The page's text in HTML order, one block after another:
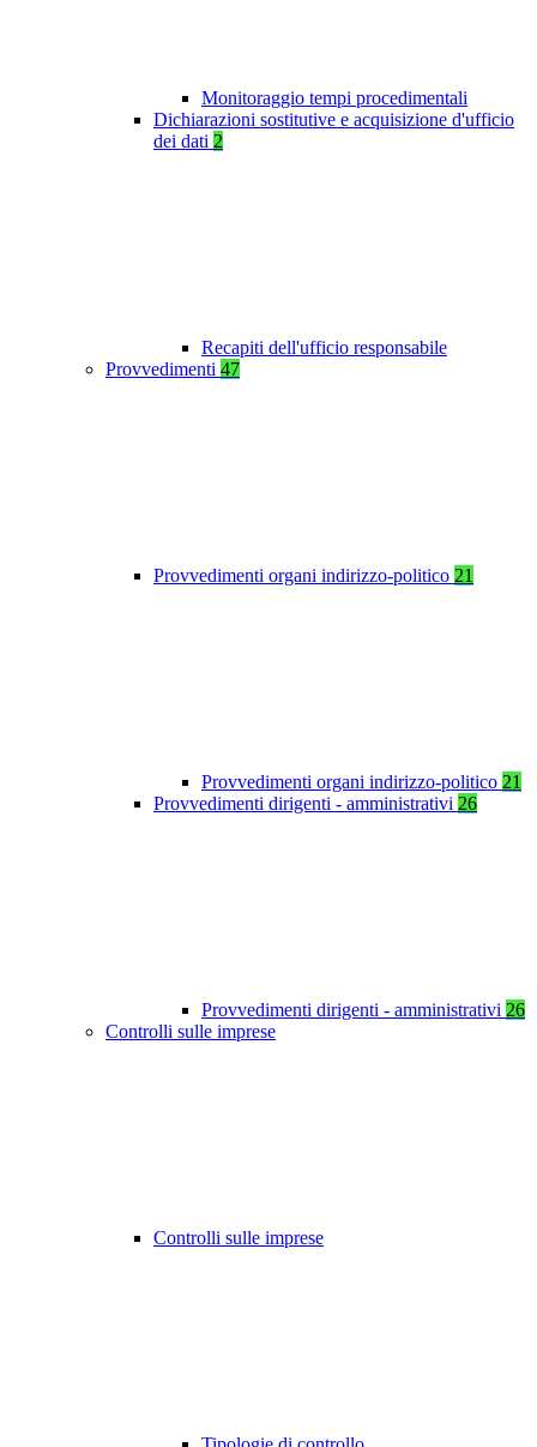
Monitoraggio tempi procedimentali
Dichiarazioni sostitutive e acquisizione d'ufficio
dei dati 2
Recapiti dell'ufficio responsabile
Provvedimenti 47
Provvedimenti organi indirizzo-politico 21
Provvedimenti organi indirizzo-politico 21
Provvedimenti dirigenti - amministrativi 26
Provvedimenti dirigenti - amministrativi 26
Controlli sulle imprese
Controlli sulle imprese